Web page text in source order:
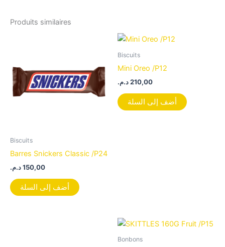
Produits similaires
Biscuits
Barres Snickers Classic /P24
150,00د.م.
أضف إلى السلة
Biscuits
Mini Oreo /P12
210,00د.م.
أضف إلى السلة
Bonbons